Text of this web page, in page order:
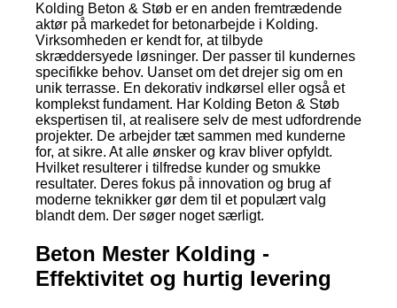
Kolding Beton & Støb er en anden fremtrædende
aktør på markedet for betonarbejde i Kolding.
Virksomheden er kendt for, at tilbyde
skræddersyede løsninger. Der passer til kundernes
specifikke behov. Uanset om det drejer sig om en
unik terrasse. En dekorativ indkørsel eller også et
komplekst fundament. Har Kolding Beton & Støb
ekspertisen til, at realisere selv de mest udfordrende
projekter. De arbejder tæt sammen med kunderne
for, at sikre. At alle ønsker og krav bliver opfyldt.
Hvilket resulterer i tilfredse kunder og smukke
resultater. Deres fokus på innovation og brug af
moderne teknikker gør dem til et populært valg
blandt dem. Der søger noget særligt.
Beton Mester Kolding -
Effektivitet og hurtig levering